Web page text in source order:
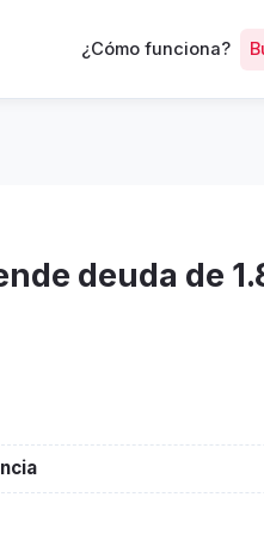
¿Cómo funciona?
deuda de